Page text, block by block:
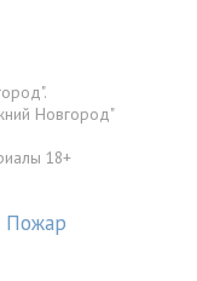
Новгород"
18+
Пожар